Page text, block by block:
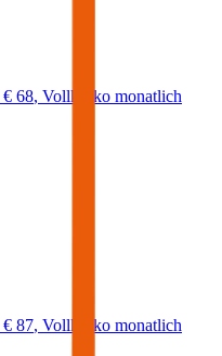
€ 68, Vollkasko monatlich
€ 87, Vollkasko monatlich